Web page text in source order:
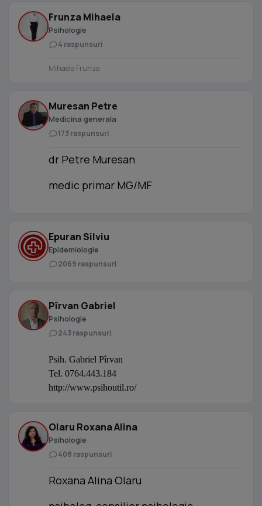
Frunza Mihaela
Psihologie
4 raspunsuri
Mihaela Frunza
Muresan Petre
Medicina generala
173 raspunsuri
dr Petre Muresan
medic primar MG/MF
Epuran Silviu
Epidemiologie
2069 raspunsuri
Pîrvan Gabriel
Psihologie
243 raspunsuri
Psih. Gabriel Pîrvan
Tel. 0764.443.184
http://www.psihoutil.ro/
Olaru Roxana Alina
Psihologie
408 raspunsuri
Roxana Alina Olaru